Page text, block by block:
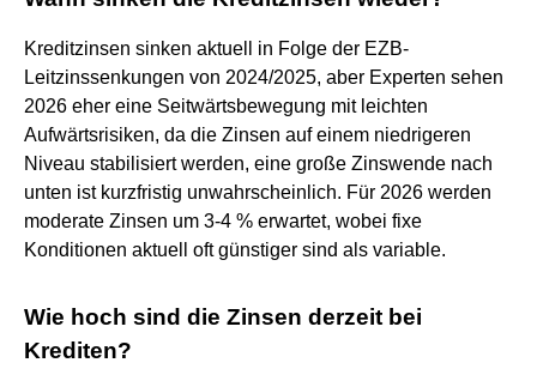
Kreditzinsen sinken aktuell in Folge der EZB-
Leitzinssenkungen von 2024/2025, aber Experten sehen
2026 eher eine Seitwärtsbewegung mit leichten
Aufwärtsrisiken, da die Zinsen auf einem niedrigeren
Niveau stabilisiert werden, eine große Zinswende nach
unten ist kurzfristig unwahrscheinlich. Für 2026 werden
moderate Zinsen um 3-4 % erwartet, wobei fixe
Konditionen aktuell oft günstiger sind als variable.
Wie hoch sind die Zinsen derzeit bei
Krediten?